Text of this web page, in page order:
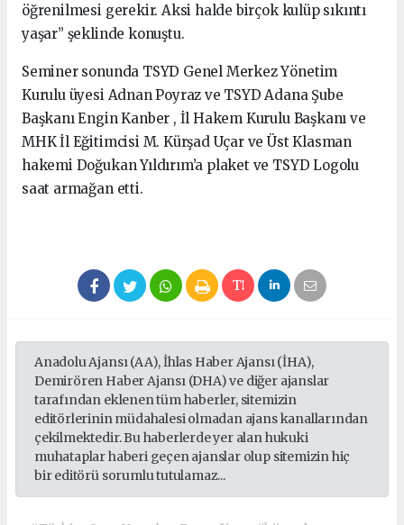
öğrenilmesi gerekir. Aksi halde birçok kulüp sıkıntı
yaşar” şeklinde konuştu.
Seminer sonunda TSYD Genel Merkez Yönetim
Kurulu üyesi Adnan Poyraz ve TSYD Adana Şube
Başkanı Engin Kanber , İl Hakem Kurulu Başkanı ve
MHK İl Eğitimcisi M. Kürşad Uçar ve Üst Klasman
hakemi Doğukan Yıldırım’a plaket ve TSYD Logolu
saat armağan etti.
Anadolu Ajansı (AA), İhlas Haber Ajansı (İHA),
Demirören Haber Ajansı (DHA) ve diğer ajanslar
tarafından eklenen tüm haberler, sitemizin
editörlerinin müdahalesi olmadan ajans kanallarından
çekilmektedir. Bu haberlerde yer alan hukuki
muhataplar haberi geçen ajanslar olup sitemizin hiç
bir editörü sorumlu tutulamaz...